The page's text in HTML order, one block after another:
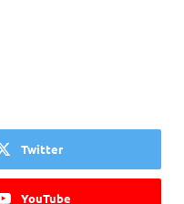
Twitter
YouTube